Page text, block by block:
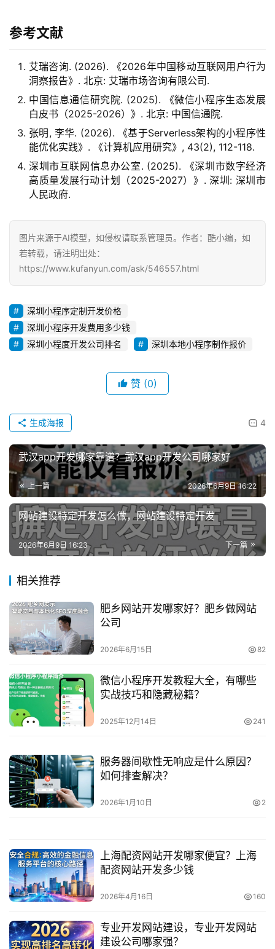
参考文献
艾瑞咨询. (2026). 《2026年中国移动互联网用户行为
洞察报告》. 北京: 艾瑞市场咨询有限公司.
中国信息通信研究院. (2025). 《微信小程序生态发展
白皮书（2025-2026）》. 北京: 中国信通院.
张明, 李华. (2026). 《基于Serverless架构的小程序性
能优化实践》. 《计算机应用研究》, 43(2), 112-118.
深圳市互联网信息办公室. (2025). 《深圳市数字经济
高质量发展行动计划（2025-2027）》. 深圳: 深圳市
人民政府.
图片来源于AI模型，如侵权请联系管理员。作者：酷小编，如
若转载，请注明出处：
https://www.kufanyun.com/ask/546557.html
深圳小程序定制开发价格
深圳小程序开发费用多少钱
深圳小程度开发公司排名
深圳本地小程序制作报价
赞 (0)
4
生成海报
武汉app开发哪家靠谱？武汉app开发公司哪家好
上一篇 2026年6月9日 16:22
网站建设特定开发怎么做，网站建设特定开发
下一篇
2026年6月9日 16:23
相关推荐
肥乡网站开发哪家好？肥乡做网站
公司
2026年6月15日 82
微信小程序开发教程大全，有哪些
实战技巧和隐藏秘籍？
2025年12月14日 241
服务器间歇性无响应是什么原因？
如何排查解决？
2026年1月10日 2
上海配资网站开发哪家便宜？上海
配资网站开发多少钱
2026年4月16日 160
专业开发网站建设，专业开发网站
建设公司哪家强？